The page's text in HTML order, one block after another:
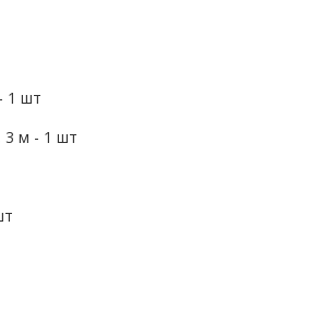
1 шт
3 м - 1 шт